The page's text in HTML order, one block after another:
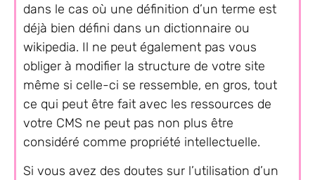
dans le cas où une définition d’un terme est
déjà bien défini dans un dictionnaire ou
wikipedia. Il ne peut également pas vous
obliger à modifier la structure de votre site
même si celle-ci se ressemble, en gros, tout
ce qui peut être fait avec les ressources de
votre CMS ne peut pas non plus être
considéré comme propriété intellectuelle.
Si vous avez des doutes sur l’utilisation d’un